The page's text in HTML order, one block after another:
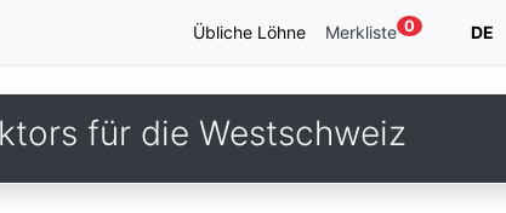
Übliche Löhne Merkliste 0 DE
für die Westschweiz